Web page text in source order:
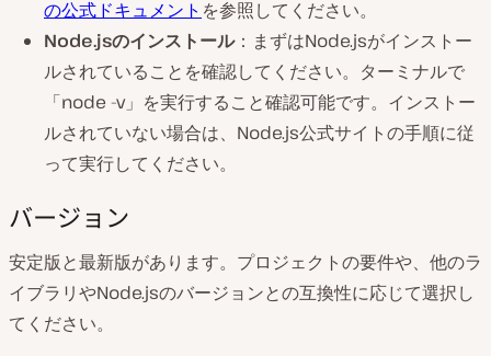
の公式ドキュメント を参照してください。
Node.jsのインストール：まずはNode.jsがインストー
ルされていることを確認してください。ターミナルで
「node -v」を実行すること確認可能です。インストー
ルされていない場合は、Node.js公式サイトの手順に従
って実行してください。
バージョン
安定版と最新版があります。プロジェクトの要件や、他のラ
イブラリやNode.jsのバージョンとの互換性に応じて選択し
てください。